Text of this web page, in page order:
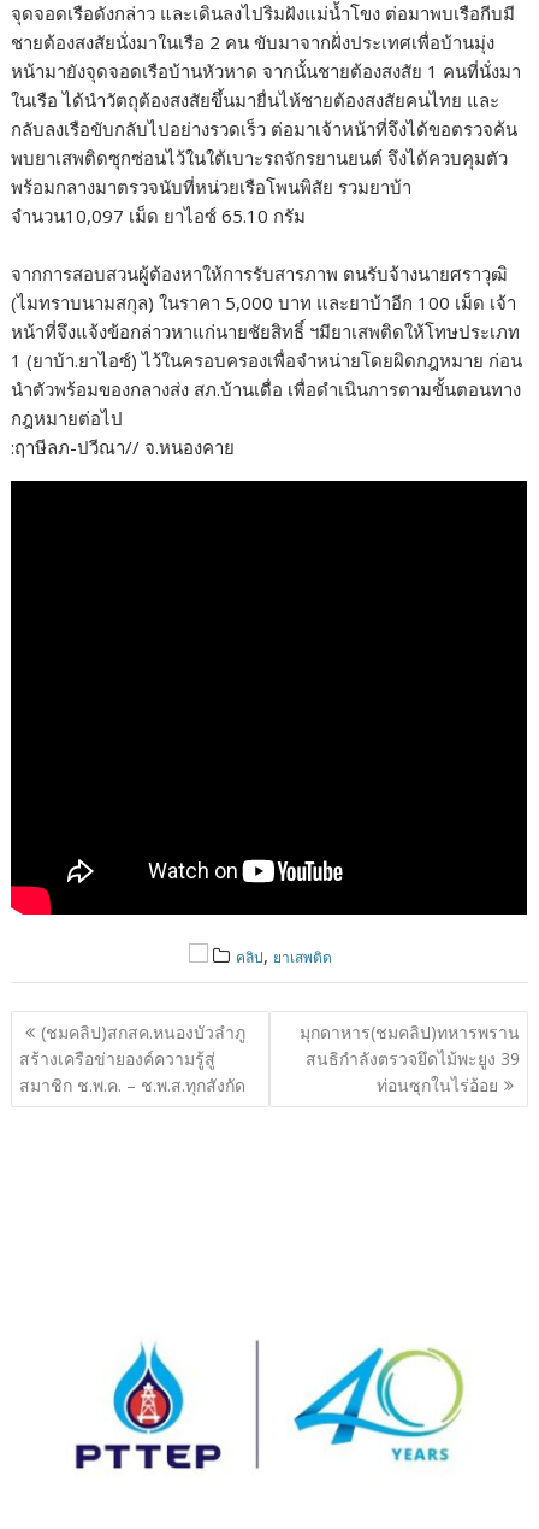
จุดจอดเรือดังกล่าว และเดินลงไปริมฝังแม่น้ำโขง ต่อมาพบเรือกีบมี
ชายต้องสงสัยนั่งมาในเรือ 2 คน ขับมาจากฝั่งประเทศเพื่อบ้านมุ่ง
หน้ามายังจุดจอดเรือบ้านหัวหาด จากนั้นชายต้องสงสัย 1 คนที่นั่งมา
ในเรือ ได้นำวัตถุต้องสงสัยขึ้นมายื่นไห้ชายต้องสงสัยคนไทย และ
กลับลงเรือขับกลับไปอย่างรวดเร็ว ต่อมาเจ้าหน้าที่จึงได้ขอตรวจค้น
พบยาเสพติดซุกซ่อนไว้ในใต้เบาะรถจักรยานยนต์ จึงได้ควบคุมตัว
พร้อมกลางมาตรวจนับที่หน่วยเรือโพนพิสัย รวมยาบ้า
จำนวน10,097 เม็ด ยาไอซ์ 65.10 กรัม
จากการสอบสวนผู้ต้องหาให้การรับสารภาพ ตนรับจ้างนายศราวุฒิ
(ไมทราบนามสกุล) ในราคา 5,000 บาท และยาบ้าอีก 100 เม็ด เจ้า
หน้าที่จึงแจ้งข้อกล่าวหาแก่นายชัยสิทธิ์ ฯมียาเสพติดให้โทษประเภท
1 (ยาบ้า.ยาไอซ์) ไว้ในครอบครองเพื่อจำหน่ายโดยผิดกฎหมาย ก่อน
นำตัวพร้อมของกลางส่ง สภ.บ้านเดื่อ เพื่อดำเนินการตามขั้นตอนทาง
กฎหมายต่อไป
:ฤาษีลภ-ปวีณา// จ.หนองคาย
คลิป, ยาเสพติด
แนะแนว
เรื่อง
(ชมคลิป)สกสค.หนองบัวลำภู
สร้างเครือข่ายองค์ความรู้สู่
สมาชิก ช.พ.ค. – ช.พ.ส.ทุกสังกัด
มุกดาหาร(ชมคลิป)ทหารพราน
สนธิกำลังตรวจยึดไม้พะยูง 39
ท่อนซุกในไร่อ้อย